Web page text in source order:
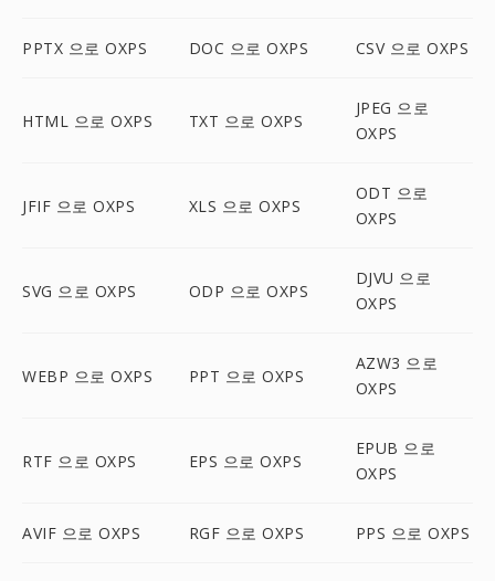
PPTX 으로 OXPS DOC 으로 OXPS CSV 으로 OXPS
HTML 으로 OXPS TXT 으로 OXPS
JPEG 으로
OXPS
JFIF 으로 OXPS XLS 으로 OXPS
ODT 으로
OXPS
SVG 으로 OXPS ODP 으로 OXPS
DJVU 으로
OXPS
WEBP 으로 OXPS PPT 으로 OXPS
AZW3 으로
OXPS
RTF 으로 OXPS EPS 으로 OXPS
EPUB 으로
OXPS
AVIF 으로 OXPS RGF 으로 OXPS PPS 으로 OXPS